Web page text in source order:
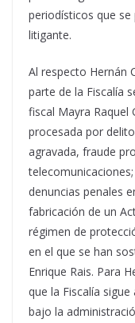
periodísticos que
litigante.
Al respecto Hernán
parte de la Fiscalía
fiscal Mayra Raquel
procesada por
agravada, fraude
denuncias penales
fabricación de un
régimen de
en el que se han
Enrique Rais. Para
que la Fiscalía
bajo la